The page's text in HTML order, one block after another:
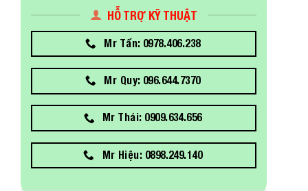
HỖ TRỢ KỸ THUẬT
Mr Tấn: 0978.406.238
Mr Quy: 096.644.7370
Mr Thái: 0909.634.656
Mr Hiệu: 0898.249.140